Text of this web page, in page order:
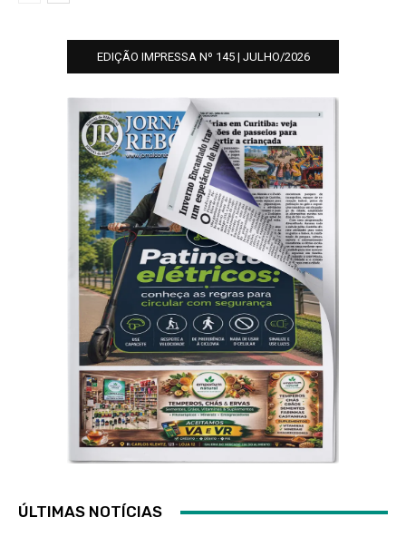
EDIÇÃO IMPRESSA Nº 145 | JULHO/2026
ÚLTIMAS NOTÍCIAS